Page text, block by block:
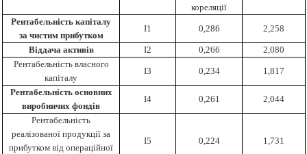
кореляції
Рентабельність капіталу
за чистим прибутком
І1 0,286 2,258
Віддача активів І2 0,266
2,080
Рентабельність власного
капіталу
І3 0,234 1,817
Рентабельність основних
виробничих фондів
І4 0,261 2,044
Рентабельність
реалізованої продукції за
прибутком від операційної
І5 0,224 1,731